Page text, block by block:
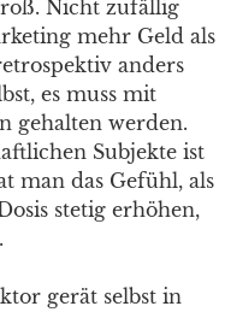
Nicht zufällig
mehr Geld als
anders
es muss mit
gehalten werden.
Subjekte ist
man das Gefühl, als
stetig erhöhen,
gerät selbst in